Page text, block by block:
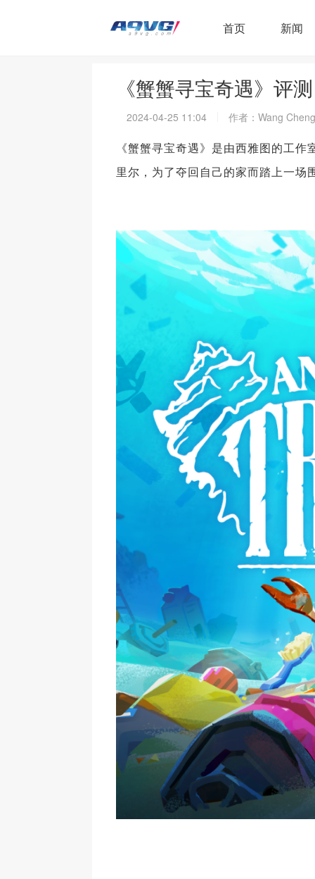
首页 新闻
《蟹蟹寻宝奇遇》评
2024-04-25 11:04 作者：Wang
《蟹蟹寻宝奇遇》是由西雅图的工
里尔，为了夺回自己的家而踏上一场